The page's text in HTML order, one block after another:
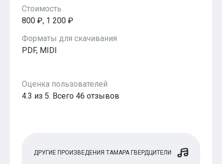
Стоимость
800 ₽, 1 200 ₽
Форматы для скачивания
PDF, MIDI
Оценка пользователей
4.3 из 5. Всего 46 отзывов
ДРУГИЕ ПРОИЗВЕДЕНИЯ ТАМАРА ГВЕРДЦИТЕЛИ